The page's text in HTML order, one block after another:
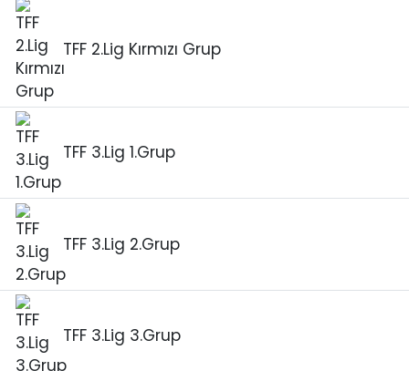
TFF 2.Lig Kırmızı Grup
TFF 3.Lig 1.Grup
TFF 3.Lig 2.Grup
TFF 3.Lig 3.Grup